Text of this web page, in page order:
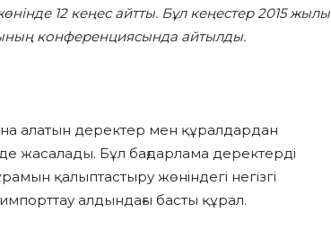
12 кеңес айтты. Бұл кеңестер 2015 жылы
конференциясында айтылды.
алатын деректер мен құралдардан
жасалады. Бұл бағдарлама деректерді
қалыптастыру жөніндегі негізгі
алдындағы басты құрал.